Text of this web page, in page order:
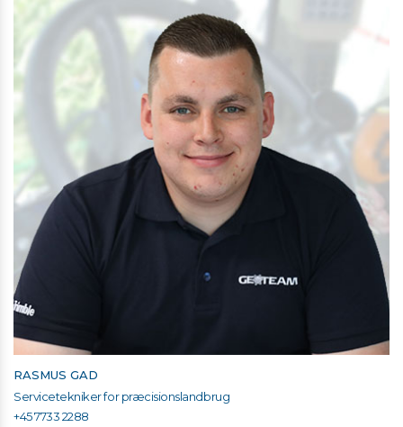
RASMUS GAD
Servicetekniker for præcisionslandbrug
+45 7733 2288